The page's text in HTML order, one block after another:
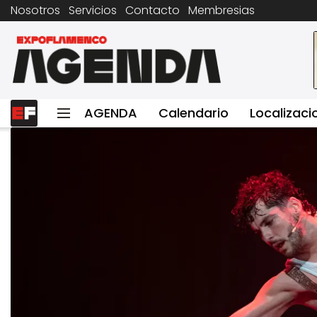
Nosotros Servicios Contacto Membresias
AGENDA Calendario